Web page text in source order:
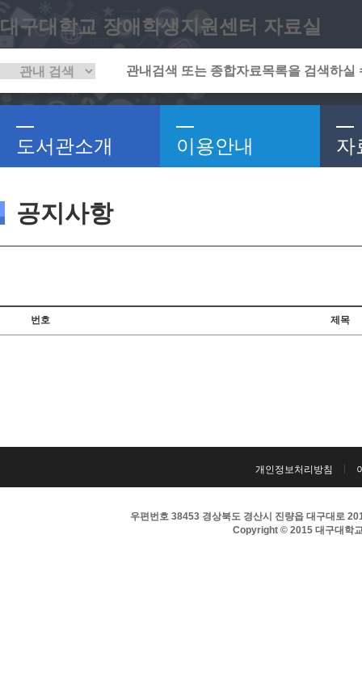
대구대학교 장애학생지원센터 자료실
도서관소개 이용안내 자
공지사항
번호 제목
개인정보처리방침
우편번호 38453 경상북도 경산시 진량읍 대구대로
Copyright © 2015 대구대학